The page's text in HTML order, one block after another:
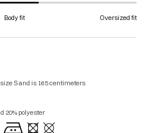
Body fit Oversized fit
S and is 165 centimeters
20% polyester